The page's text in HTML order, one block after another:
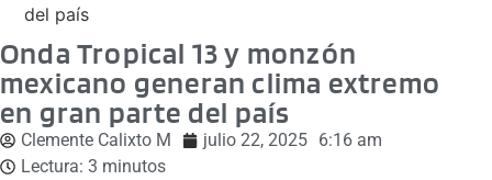
del país
Onda Tropical 13 y monzón
mexicano generan clima extremo
en gran parte del país
Clemente Calixto M julio 22, 2025 6:16 am
Lectura: 3 minutos